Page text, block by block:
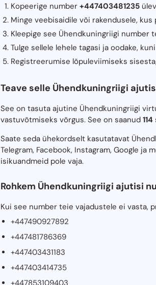
Kopeerige number +447403481235
Minge veebisaidile või rakendusele,
Kleepige see Ühendkuningriigi number
Tulge sellele lehele tagasi ja oodake,
Registreerumise lõpuleviimiseks
Teave selle Ühendkuningriigi
See on tasuta ajutine Ühendkuningriigi
vastuvõtmiseks võrgus. See on saanud 114
Saate seda ühekordselt kasutatavat
Telegram, Facebook, Instagram, Google
isikuandmeid pole vaja.
Rohkem Ühendkuningriigi ajutisi
Kui see number teie vajadustele ei
+447490927892
+447481786369
+447403431183
+447403414735
+447853109403